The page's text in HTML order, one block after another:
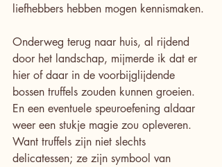
liefhebbers hebben mogen kennismaken.
Onderweg terug naar huis, al rijdend
door het landschap, mijmerde ik dat er
hier of daar in de voorbijglijdende
bossen truffels zouden kunnen groeien.
En een eventuele speuroefening aldaar
weer een stukje magie zou opleveren.
Want truffels zijn niet slechts
delicatessen; ze zijn symbool van